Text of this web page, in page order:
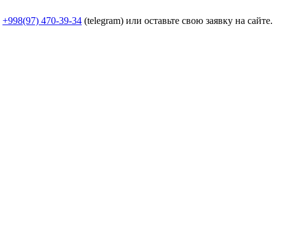
+998(97) 470-39-34 (telegram) или оставьте свою заявку на сайте.